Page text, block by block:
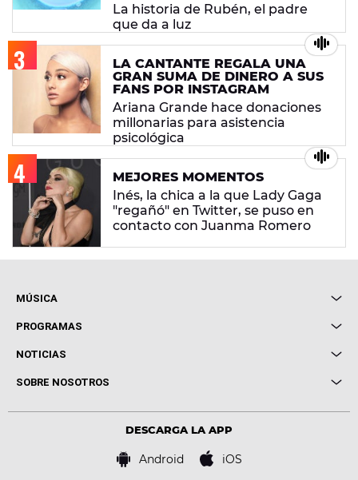
La historia de Rubén, el padre
que da a luz
LA CANTANTE REGALA UNA
GRAN SUMA DE DINERO A SUS
FANS POR INSTAGRAM
Ariana Grande hace donaciones
millonarias para asistencia
psicológica
MEJORES MOMENTOS
Inés, la chica a la que Lady Gaga
"regañó" en Twitter, se puso en
contacto con Juanma Romero
MÚSICA
Local de Ensayo Europa FM
Conciertos
PROGRAMAS
Cuerpos especiales
Locutores Europa FM
NOTICIAS
Cine y Televisión
Virales
SOBRE NOSOTROS
Bases de concursos
DESCARGA LA APP
Android iOS